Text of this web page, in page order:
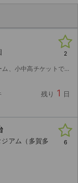
チケットのみですが、もしほしい方がいらっしゃればよろし...
残り 1 日
2
アム（多賀多
6